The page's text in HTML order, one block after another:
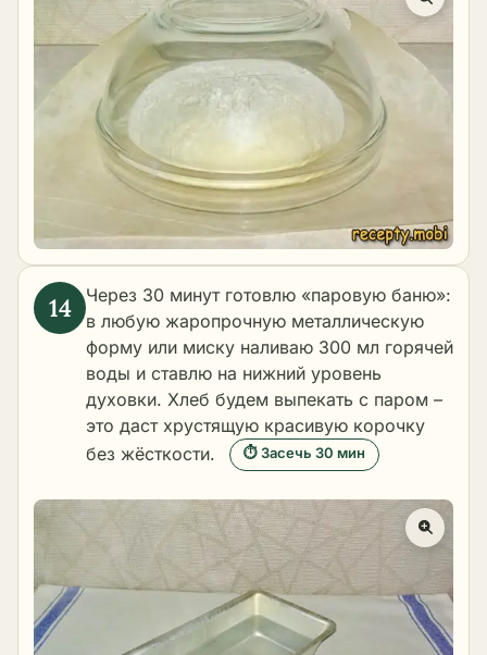
Через 30 минут готовлю «паровую баню»:
в любую жаропрочную металлическую
форму или миску наливаю 300 мл горячей
воды и ставлю на нижний уровень
духовки. Хлеб будем выпекать с паром –
это даст хрустящую красивую корочку
без жёсткости.
⏱ Засечь 30 мин